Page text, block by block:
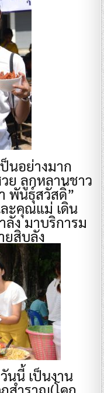
ป็นอย่างมาก
ย ลูกหลานชาว
พันธุ์สวัสดิ์”
ะคุณแม่ เดิน
ลัง มาบริการม
ยสิบลัง
นี้ เป็นงาน